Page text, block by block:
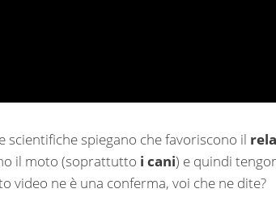
scientifiche spiegano che favoriscono il
il moto (soprattutto i cani) e quindi
video ne è una conferma, voi che ne dite?